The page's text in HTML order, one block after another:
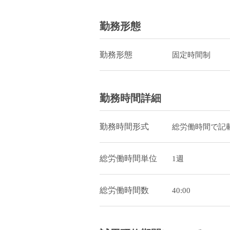
勤務形態
勤務形態 固定時間制
勤務時間詳細
勤務時間形式 総労働時間で記
総労働時間単位 1週
総労働時間数 40:00